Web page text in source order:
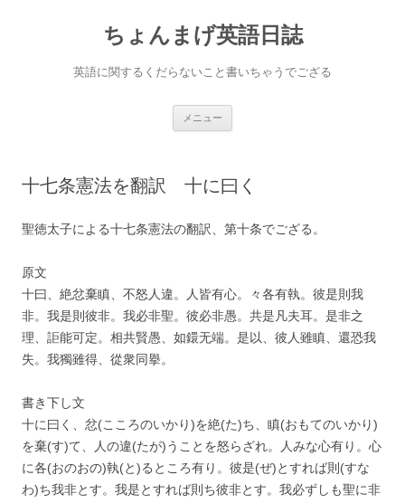
ちょんまげ英語日誌
英語に関するくだらないこと書いちゃうでござる
メニュー
ス
プ
十七条憲法を翻訳 十に曰く
聖徳太子による十七条憲法の翻訳、第十条でござる。
原文
十曰、絶忿棄瞋、不怒人違。人皆有心。々各有執。彼是則我
非。我是則彼非。我必非聖。彼必非愚。共是凡夫耳。是非之
理、詎能可定。相共賢愚、如鐶无端。是以、彼人雖瞋、還恐我
失。我獨雖得、從衆同擧。
書き下し文
十に曰く、忿(こころのいかり)を絶(た)ち、瞋(おもてのいかり)
を棄(す)て、人の違(たが)うことを怒らざれ。人みな心有り。心
に各(おのおの)執(と)るところ有り。彼是(ぜ)とすれば則(すな
わ)ち我非とす。我是とすれば則ち彼非とす。我必ずしも聖に非